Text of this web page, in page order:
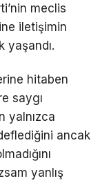
meclis
iletişimin
yaşandı.
hitaben
saygı
yalnızca
ancak
yanlış